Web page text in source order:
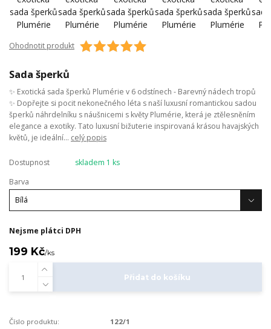
Ohodnotit produkt
Sada šperků
✨ Exotická sada šperků Plumérie v 6 odstínech - Barevný nádech tropů
✨ Dopřejte si pocit nekonečného léta s naší luxusní romantickou sadou
šperků náhrdelníku s náušnicemi s květy Plumérie, která je ztělesněním
elegance a exotiky. Tato luxusní bižuterie inspirovaná krásou havajských
květů, je ideální... celý popis
Dostupnost
skladem 1 ks
Barva
Nejsme plátci DPH
199 Kč/ks
Přidat do košíku
Číslo produktu: 122/1